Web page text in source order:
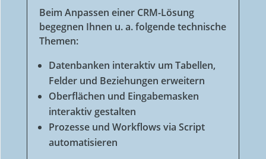
Beim Anpassen einer CRM-Lösung
begegnen Ihnen u. a. folgende technische
Themen:
Datenbanken interaktiv um Tabellen,
Felder und Beziehungen erweitern
Oberflächen und Eingabemasken
interaktiv gestalten
Prozesse und Workflows via Script
automatisieren